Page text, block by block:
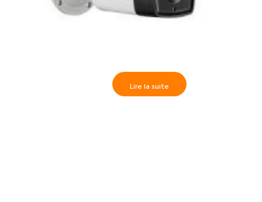
Lire la suite